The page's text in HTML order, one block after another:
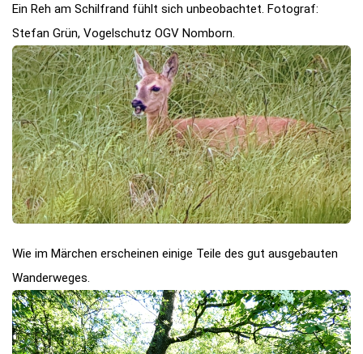
Ein Reh am Schilfrand fühlt sich unbeobachtet. Fotograf:
Stefan Grün, Vogelschutz OGV Nomborn.
Wie im Märchen erscheinen einige Teile des gut ausgebauten
Wanderweges.